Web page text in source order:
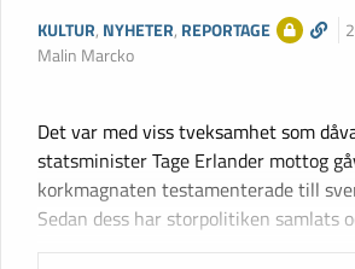
KULTUR, NYHETER, REPORTAGE
Malin Marcko
Det var med viss tveksamhet som
statsminister Tage Erlander mottog
korkmagnaten testamenterade till
Sedan dess har storpolitiken samlats